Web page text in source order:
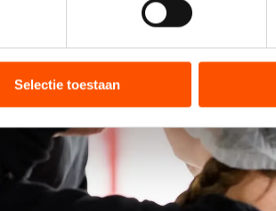
onze site met onze partners voor social
die u aan hen heeft verstrekt of
aan landen buiten de EU, zoals
Door op ‘Toestaan’ te klikken, stemt
Selectie toestaan